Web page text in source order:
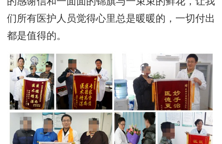
们所有医护人员觉得心里总是暖暖的，一切付出
都是值得的。